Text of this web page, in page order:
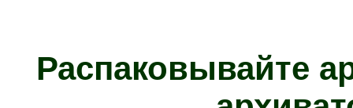
Распаковывайте